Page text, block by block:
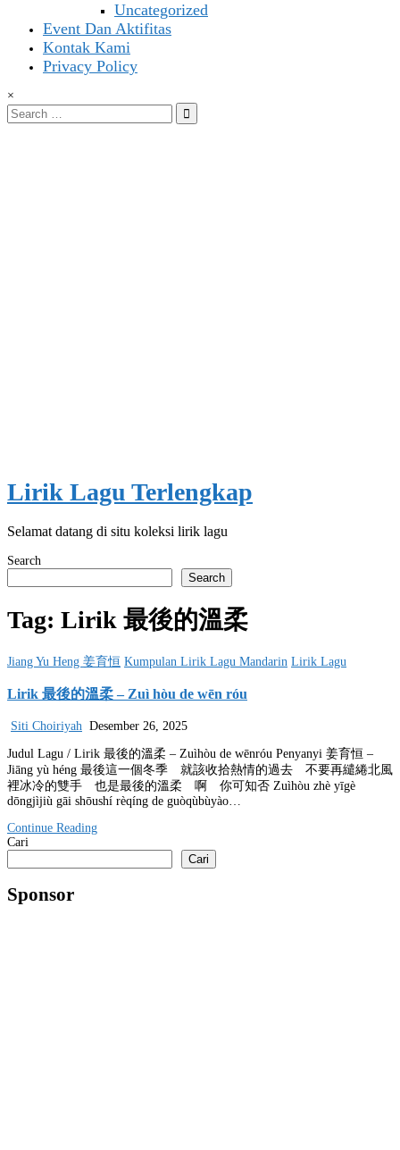
Uncategorized
Event Dan Aktifitas
Kontak Kami
Privacy Policy
×
Search
for:
Lirik Lagu Terlengkap
Selamat datang di situ koleksi lirik lagu
Search
Search
Tag: Lirik 最後的溫柔
Posted
Jiang Yu Heng 姜育恒 Kumpulan Lirik Lagu Mandarin Lirik Lagu
Lirik 最後的溫柔 – Zuì hòu de wēn róu
Siti Choiriyah Desember 26, 2025
Judul Lagu / Lirik 最後的溫柔 – Zuìhòu de wēnróu Penyanyi 姜育恒 –
Jiāng yù héng 最後這一個冬季 就該收拾熱情的過去 不要再繾綣北風
裡冰冷的雙手 也是最後的溫柔 啊 你可知否 Zuìhòu zhè yīgè
dōngjìjiù gāi shōushí rèqíng de guòqùbùyào…
Continue Reading
Cari
Cari
Sponsor